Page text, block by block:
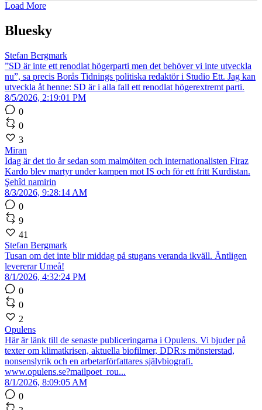
Load More
Bluesky
Stefan Bergmark
”SD är inte ett renodlat högerparti men det behöver vi inte utveckla
nu”, sa precis Borås Tidnings politiska redaktör i Studio Ett. Jag kan
utveckla åt henne: SD är i alla fall ett renodlat högerextremt parti.
8/5/2026, 2:19:01 PM
0
0
3
Miran
Idag är det tio år sedan som malmöiten och internationalisten Firaz
Kardo blev martyr under kampen mot IS och för ett fritt Kurdistan.
Şehîd namirin
8/3/2026, 9:28:14 AM
0
9
41
Stefan Bergmark
Tusan om det inte blir middag på stugans veranda ikväll. Äntligen
levererar Umeå!
8/1/2026, 4:32:24 PM
0
0
2
Opulens
Här är länk till de senaste publiceringarna i Opulens. Vi bjuder på
texter om klimatkrisen, aktuella biofilmer, DDR:s mönsterstad,
nonsenslyrik och en arbetarförfattares självbiografi.
www.opulens.se?mailpoet_rou...
8/1/2026, 8:09:05 AM
0